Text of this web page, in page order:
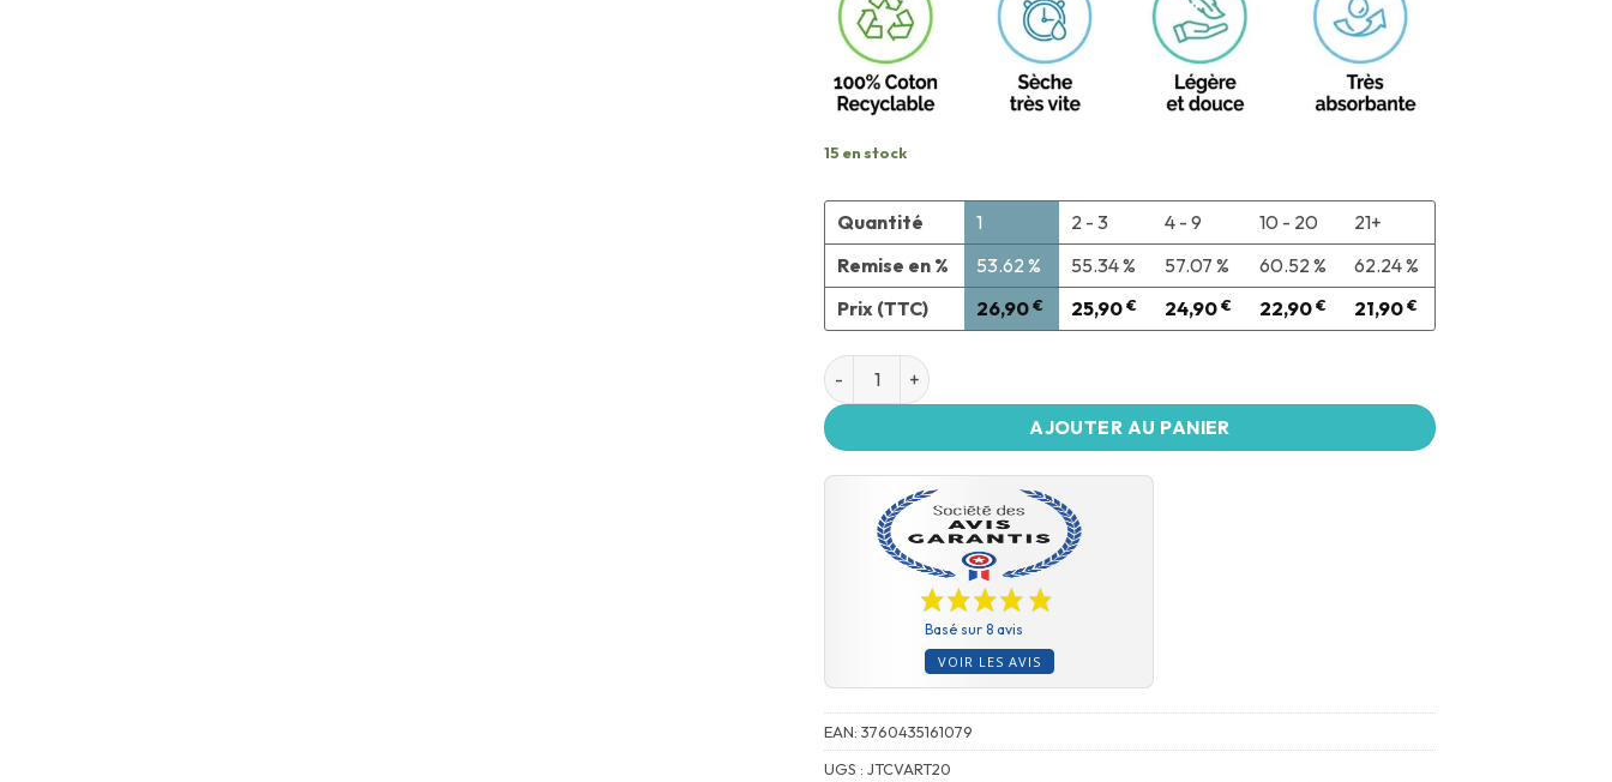
15 en stock
Quantité
Remise en %
Prix (TTC)
1
53.62 %
26,90 €
2 - 3
55.34 %
25,90 €
4 - 9
57.07 %
24,90 €
10 - 20
60.52 %
22,90 €
21+
62.24 %
21,90 €
AJOUTER AU PANIER
Basé sur 8 avis
VOIR LES AVIS
EAN: 3760435161079
UGS : JTCVART20